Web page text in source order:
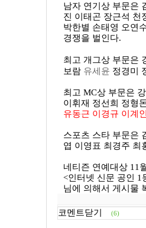
남자 연기상 부문은
진 이태곤 장근석 천
박한별 손태영 오연
경쟁을 벌인다.
최고 개그상 부문은
보람 유세윤 정경미
최고 MC상 부문은
이휘재 정선희 정형
유동근 이경규 이계
스포츠 스타 부문은
엽 이영표 최경주 최
네티즌 연예대상 11
<인터넷 신문 공인
님에 의해서 게시물
코멘트닫기 (6)